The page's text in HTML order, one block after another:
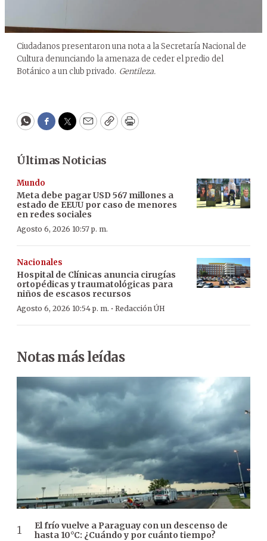
Ciudadanos presentaron una nota a la Secretaría Nacional de
Cultura denunciando la amenaza de ceder el predio del
Botánico a un club privado. Gentileza.
WhatsApp
Facebook
Twitter
EmailCopyPrint
Últimas Noticias
Mundo
Meta debe pagar USD 567 millones a
estado de EEUU por caso de menores
en redes sociales
Agosto 6, 2026 10:57 p. m.
Nacionales
Hospital de Clínicas anuncia cirugías
ortopédicas y traumatológicas para
niños de escasos recursos
Agosto 6, 2026 10:54 p. m. · Redacción ÚH
Notas más leídas
El frío vuelve a Paraguay con un descenso de
hasta 10°C: ¿Cuándo y por cuánto tiempo?